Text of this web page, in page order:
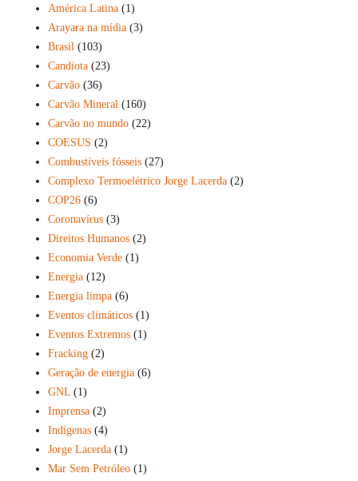
América Latina (1)
Arayara na mídia (3)
Brasil (103)
Candiota (23)
Carvão (36)
Carvão Mineral (160)
Carvão no mundo (22)
COESUS (2)
Combustíveis fósseis (27)
Complexo Termoelétrico Jorge Lacerda (2)
COP26 (6)
Coronavírus (3)
Direitos Humanos (2)
Economia Verde (1)
Energia (12)
Energia limpa (6)
Eventos climáticos (1)
Eventos Extremos (1)
Fracking (2)
Geração de energia (6)
GNL (1)
Imprensa (2)
Indígenas (4)
Jorge Lacerda (1)
Mar Sem Petróleo (1)